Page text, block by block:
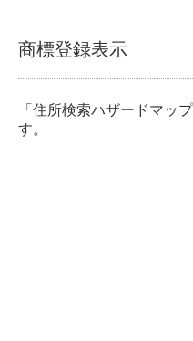
商標登録表示
「住所検索ハザードマッ
す。